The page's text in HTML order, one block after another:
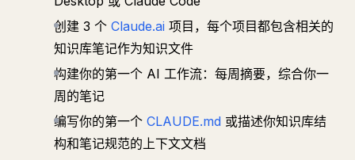
创建 3 个 Claude.ai 项目，每个项目都包含相关的
知识库笔记作为知识文件
构建你的第一个 AI 工作流：每周摘要，综合你一
周的笔记
编写你的第一个 CLAUDE.md 或描述你知识库结
构和笔记规范的上下文文档